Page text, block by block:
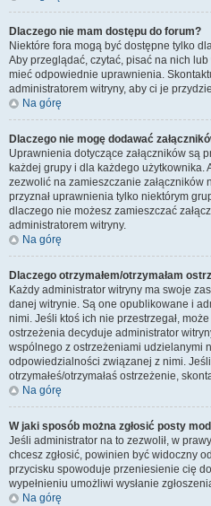
Dlaczego nie mam dostępu do forum?
Niektóre fora mogą być dostępne tylko
Aby przeglądać, czytać, pisać na nich
mieć odpowiednie uprawnienia.
administratorem witryny, aby ci je
Na górę
Dlaczego nie mogę dodawać
Uprawnienia dotyczące załączników są
każdej grupy i dla każdego użytkownika.
zezwolić na zamieszczanie załączników
przyznał uprawnienia tylko niektórym
dlaczego nie możesz zamieszczać
administratorem witryny.
Na górę
Dlaczego otrzymałem/otrzymałam
Każdy administrator witryny ma swoje
danej witrynie. Są one opublikowane i
nimi. Jeśli ktoś ich nie przestrzegał,
ostrzeżenia decyduje administrator
wspólnego z ostrzeżeniami udzielanymi
odpowiedzialności związanej z nimi.
otrzymałeś/otrzymałaś ostrzeżenie,
Na górę
W jaki sposób można zgłosić posty
Jeśli administrator na to zezwolił, w
chcesz zgłosić, powinien być widoczny
przycisku spowoduje przeniesienie cię
wypełnieniu umożliwi wysłanie
Na górę